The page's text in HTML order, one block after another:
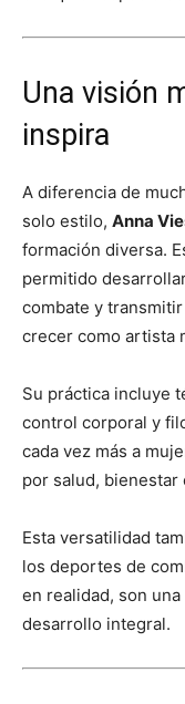
Una visión
inspira
A diferencia de
solo estilo, Anna
formación diversa.
permitido
combate y
crecer como artista
Su práctica incluye
control corporal y
cada vez más a
por salud, bienestar
Esta versatilidad
los deportes de
en realidad, son
desarrollo integral.